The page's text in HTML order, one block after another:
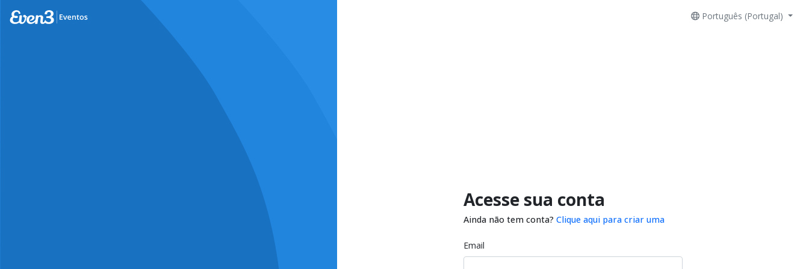
Português (Portugal)
Acesse sua conta
Ainda não tem conta? Clique aqui para criar uma
Email